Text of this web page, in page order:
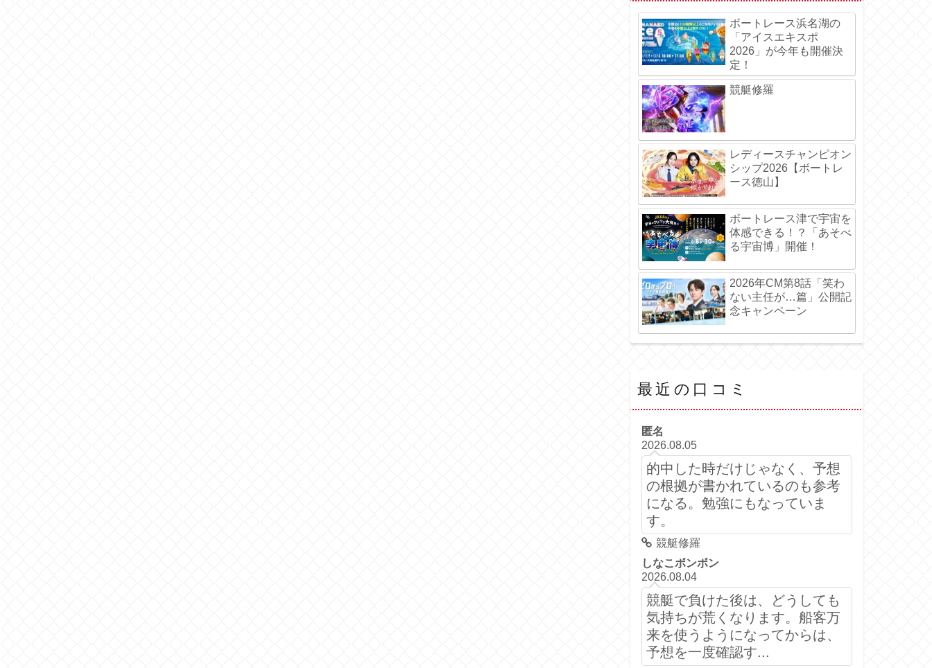
ボートレース浜名湖の
「アイスエキスポ
2026」が今年も開催決
定！
競艇修羅
レディースチャンピオン
シップ2026【ボートレ
ース徳山】
ボートレース津で宇宙を
体感できる！？「あそべ
る宇宙博」開催！
2026年CM第8話「笑わ
ない主任が…篇」公開記
念キャンペーン
最近の口コミ
匿名
2026.08.05
的中した時だけじゃなく、予想
の根拠が書かれているのも参考
になる。勉強にもなっていま
す。
競艇修羅
しなこボンボン
2026.08.04
競艇で負けた後は、どうしても
気持ちが荒くなります。船客万
来を使うようになってからは、
予想を一度確認す...